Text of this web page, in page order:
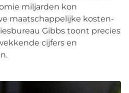
miljarden kon
maatschappelijke kosten-
Gibbs toont precies
cijfers en